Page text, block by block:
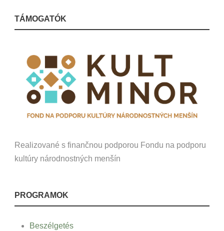
TÁMOGATÓK
Realizované s finančnou podporou Fondu na podporu
kultúry národnostných menšín
PROGRAMOK
Beszélgetés